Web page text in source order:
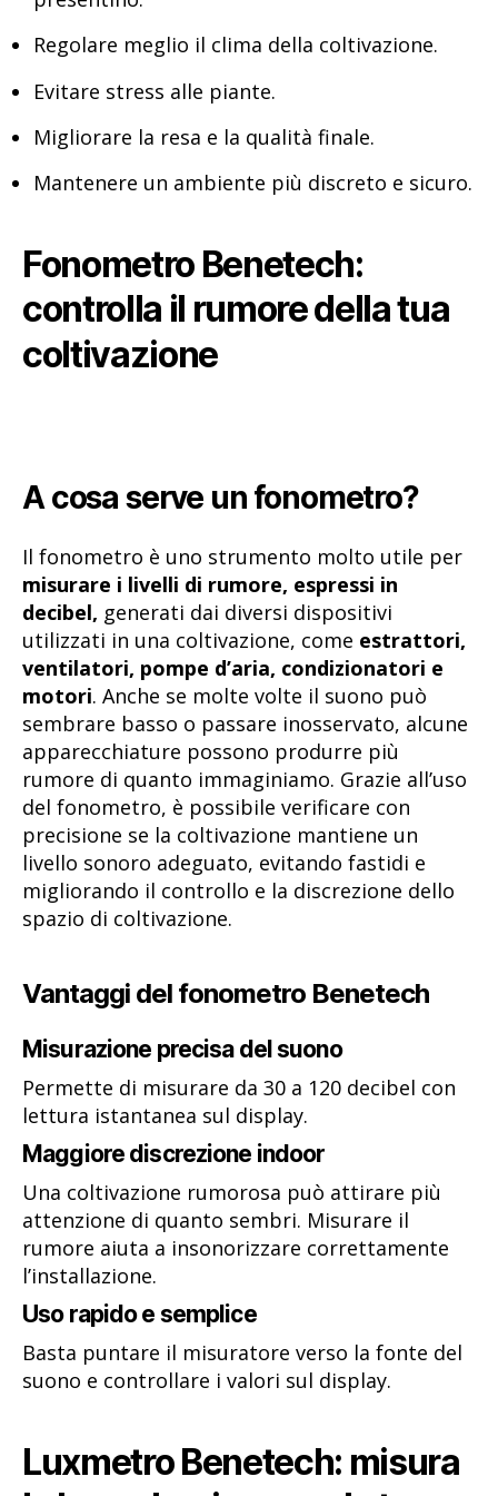
Regolare meglio il clima della coltivazione.
Evitare stress alle piante.
Migliorare la resa e la qualità finale.
Mantenere un ambiente più discreto e sicuro.
Fonometro Benetech:
controlla il rumore della tua
coltivazione
A cosa serve un fonometro?
Il fonometro è uno strumento molto utile per
misurare i livelli di rumore, espressi in
decibel, generati dai diversi dispositivi
utilizzati in una coltivazione, come estrattori,
ventilatori, pompe d’aria, condizionatori e
motori. Anche se molte volte il suono può
sembrare basso o passare inosservato, alcune
apparecchiature possono produrre più
rumore di quanto immaginiamo. Grazie all’uso
del fonometro, è possibile verificare con
precisione se la coltivazione mantiene un
livello sonoro adeguato, evitando fastidi e
migliorando il controllo e la discrezione dello
spazio di coltivazione.
Vantaggi del fonometro Benetech
Misurazione precisa del suono
Permette di misurare da 30 a 120 decibel con
lettura istantanea sul display.
Maggiore discrezione indoor
Una coltivazione rumorosa può attirare più
attenzione di quanto sembri. Misurare il
rumore aiuta a insonorizzare correttamente
l’installazione.
Uso rapido e semplice
Basta puntare il misuratore verso la fonte del
suono e controllare i valori sul display.
Luxmetro Benetech: misura